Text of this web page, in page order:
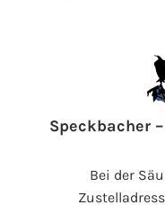
Speckbacher
Bei der